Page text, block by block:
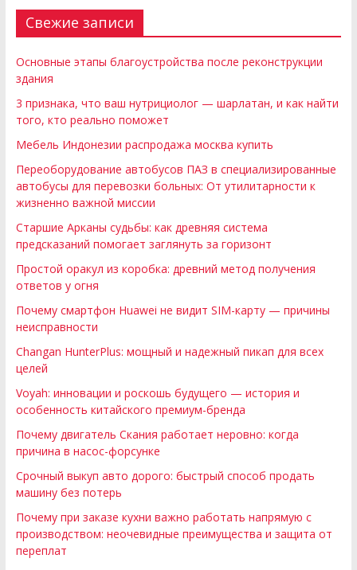
Свежие записи
Основные этапы благоустройства после реконструкции
здания
3 признака, что ваш нутрициолог — шарлатан, и как найти
того, кто реально поможет
Мебель Индонезии распродажа москва купить
Переоборудование автобусов ПАЗ в специализированные
автобусы для перевозки больных: От утилитарности к
жизненно важной миссии
Старшие Арканы судьбы: как древняя система
предсказаний помогает заглянуть за горизонт
Простой оракул из коробка: древний метод получения
ответов у огня
Почему смартфон Huawei не видит SIM-карту — причины
неисправности
Changan HunterPlus: мощный и надежный пикап для всех
целей
Voyah: инновации и роскошь будущего — история и
особенность китайского премиум-бренда
Почему двигатель Скания работает неровно: когда
причина в насос-форсунке
Срочный выкуп авто дорого: быстрый способ продать
машину без потерь
Почему при заказе кухни важно работать напрямую с
производством: неочевидные преимущества и защита от
переплат